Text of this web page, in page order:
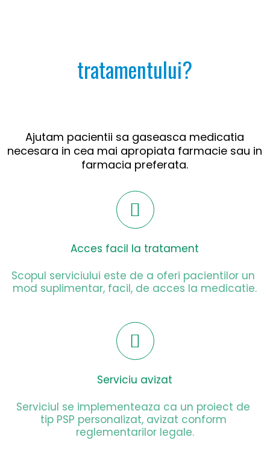
tratamentului?
Ajutam pacientii sa gaseasca medicatia
necesara in cea mai apropiata farmacie sau in
farmacia preferata.
Acces facil la tratament
Scopul serviciului este de a oferi pacientilor un
mod suplimentar, facil, de acces la medicatie.
Serviciu avizat
Serviciul se implementeaza ca un proiect de
tip PSP personalizat, avizat conform
reglementarilor legale.